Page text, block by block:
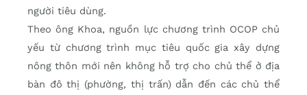
người tiêu dùng.
Theo ông Khoa, nguồn lực chương trình OCOP chủ
yếu từ chương trình mục tiêu quốc gia xây dựng
nông thôn mới nên không hỗ trợ cho chủ thể ở địa
bàn đô thị (phường, thị trấn) dẫn đến các chủ thể